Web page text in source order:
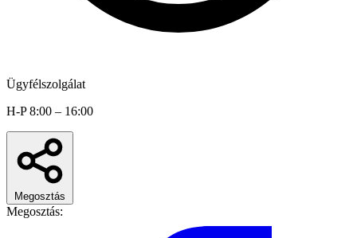
Ügyfélszolgálat
H-P 8:00 – 16:00
Megosztás
Megosztás: